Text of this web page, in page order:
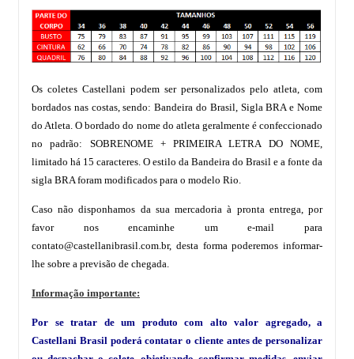
Os coletes Castellani podem ser personalizados pelo atleta, com
bordados nas costas, sendo: Bandeira do Brasil, Sigla BRA e Nome
do Atleta. O bordado do nome do atleta geralmente é confeccionado
no padrão: SOBRENOME + PRIMEIRA LETRA DO NOME,
limitado há 15 caracteres. O estilo da Bandeira do Brasil e a fonte da
sigla BRA foram modificados para o modelo Rio.
Caso não disponhamos da sua mercadoria à pronta entrega, por
favor nos encaminhe um e-mail para
contato@castellanibrasil.com.br, desta forma poderemos informar-
lhe sobre a previsão de chegada.
Informação importante:
Por se tratar de um produto com alto valor agregado, a
Castellani Brasil poderá contatar o cliente antes de personalizar